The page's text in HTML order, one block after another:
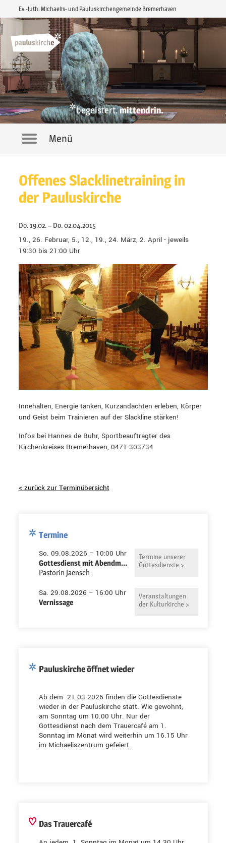
Ev.-luth. Michaelis- und Pauluskirchengemeinde Bremerhaven
*begeistert.mittendrin.
NavigationMenü
Offenes Slacklinetraining in
der Pauluskirche
Do. 19.02. – Do. 02.04.2015
19., 26. Februar, 5., 12., 19., 24. März, 2. April - jeweils
19:30 bis 21:00 Uhr
Innehalten, Energie tanken, Kurzandachten erleben, Körper
und Geist beim Trainieren auf der Slackline stärken!
Infos bei Hannes de Buhr, Sportbeauftragter des
Kirchenkreises Bremerhaven, 0471-303734
< zurück zur Terminübersicht
Termine
So. 09.08.2026 – 10:00 Uhr
Gottesdienst mit Abendmahl in der Pauluskirche
Pastorin Jaensch
Termine unserer
Gottesdienste >
Sa. 29.08.2026 – 16:00 Uhr
Vernissage
Veranstaltungen
der Kulturkirche >
Pauluskirche öffnet wieder
Ab dem 21.03.2026 finden die Gottesdienste
wieder in der Pauluskirche statt. Wie gewohnt,
am Sonntag um 10.00 Uhr. Nur der
Gottesdienst nach dem Trauercafé am 1.
Sonntag im Monat wird weiterhin um 16.15 Uhr
im Michaeliszentrum gefeiert.
Das Trauercafé